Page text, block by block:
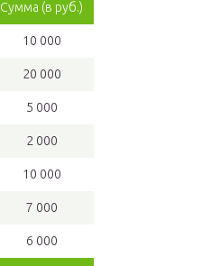
Сумма (в руб.)
10 000
20 000
5 000
2 000
10 000
7 000
6 000